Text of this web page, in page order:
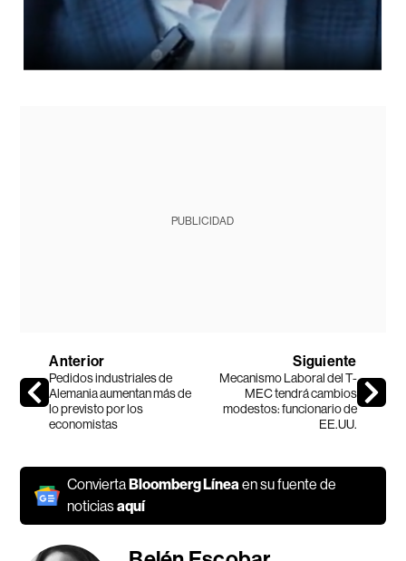
PUBLICIDAD
Anterior
Pedidos industriales de
Alemania aumentan más de
lo previsto por los
economistas
Siguiente
Mecanismo Laboral del T-
MEC tendrá cambios
modestos: funcionario de
EE.UU.
ConviertaBloomberg Líneaen su fuente de
noticiasaquí